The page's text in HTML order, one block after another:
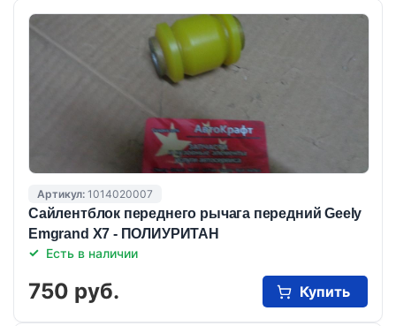
Артикул: 1014020007
Сайлентблок переднего рычага передний Geely
Emgrand X7 - ПОЛИУРИТАН
Есть в наличии
750 руб. Купить